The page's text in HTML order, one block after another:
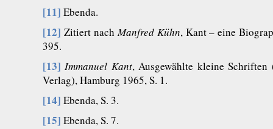
[11] Ebenda.
[12] Zitiert nachManfred Kühn, Kant – eine
395.
[13] Immanuel Kant, Ausgewählte kleine
Verlag), Hamburg 1965, S. 1.
[14] Ebenda, S. 3.
[15] Ebenda, S. 7.